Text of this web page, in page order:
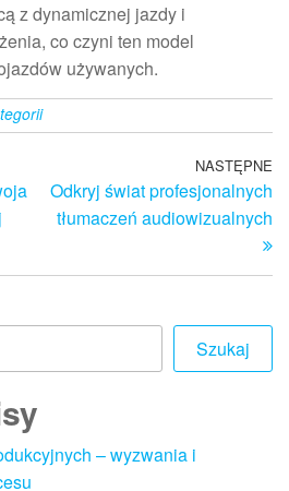
z dynamicznej jazdy i
co czyni ten model
używanych.
NASTĘPNE
Odkryj świat profesjonalnych
tłumaczeń audiowizualnych
Szukaj
– wyzwania i